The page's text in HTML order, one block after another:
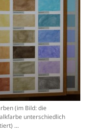
(im Bild: die
unterschiedlich
…